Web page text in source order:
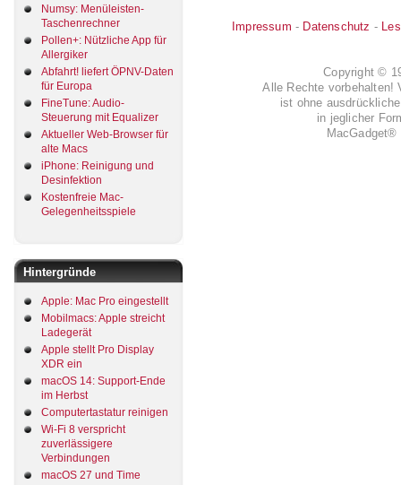
Numsy: Menüleisten-
Taschenrechner
Pollen+: Nützliche App für
Allergiker
Abfahrt! liefert ÖPNV-Daten
für Europa
FineTune: Audio-
Steuerung mit Equalizer
Aktueller Web-Browser für
alte Macs
iPhone: Reinigung und
Desinfektion
Kostenfreie Mac-
Gelegenheitsspiele
Hintergründe
Apple: Mac Pro eingestellt
Mobilmacs: Apple streicht
Ladegerät
Apple stellt Pro Display
XDR ein
macOS 14: Support-Ende
im Herbst
Computertastatur reinigen
Wi-Fi 8 verspricht
zuverlässigere
Verbindungen
macOS 27 und Time
Impressum - Datenschutz -
Copyright ©
Alle Rechte vorbehalten!
ist ohne
in jeglicher
MacGadget®